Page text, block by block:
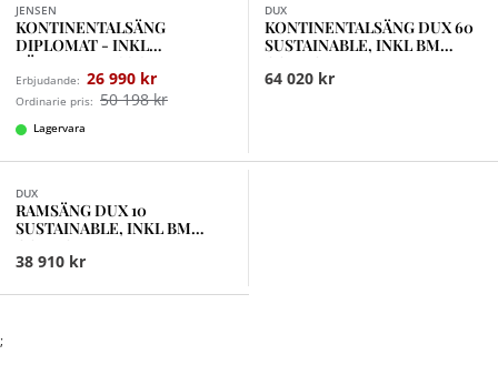
JENSEN
KONTINENTALSÄNG
DIPLOMAT - INKL
BÄDDMADRASS SLEEP II
Erbjudande: 26 990 kr
Ordinarie pris: 50 198 kr
Lagervara
DUX
KONTINENTALSÄNG DUX 60
SUSTAINABLE, INKL BM
64 020 kr
DUX
RAMSÄNG DUX 10
SUSTAINABLE, INKL BM
38 910 kr
;